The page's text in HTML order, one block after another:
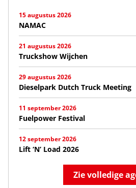
15 augustus 2026
NAMAC
21 augustus 2026
Truckshow Wijchen
29 augustus 2026
Dieselpark Dutch Truck Meeting
11 september 2026
Fuelpower Festival
12 september 2026
Lift ‘N’ Load 2026
Zie volledige